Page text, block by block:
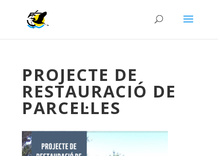
PROJECTE DE
RESTAURACIÓ DE
PARCEL·LES